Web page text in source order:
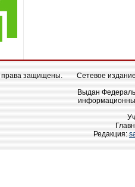
права защищены.
Сетевое
Выдан
Редакция: